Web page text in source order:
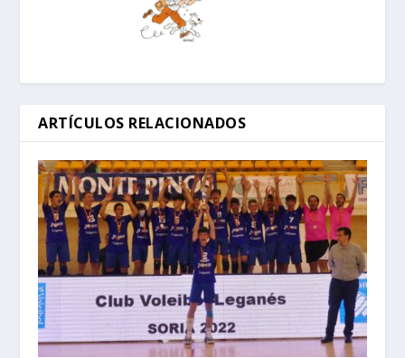
ARTÍCULOS RELACIONADOS